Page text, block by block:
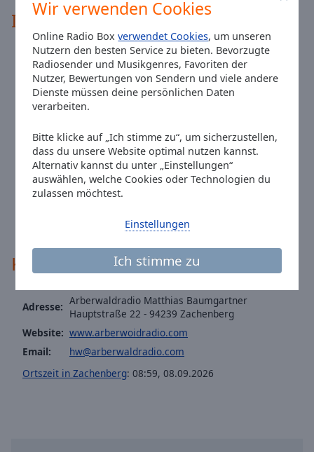
Wir verwenden Cookies
Online Radio Boxverwendet Cookies, um unseren
Nutzern den besten Service zu bieten. Bevorzugte
Radiosender und Musikgenres, Favoriten der
Nutzer, Bewertungen von Sendern und viele andere
Dienste müssen deine persönlichen Daten
verarbeiten.
Bitte klicke auf „Ich stimme zu“, um sicherzustellen,
dass du unsere Website optimal nutzen kannst.
Alternativ kannst du unter „Einstellungen“
auswählen, welche Cookies oder Technologien du
zulassen möchtest.
Ich stimme zu
Einstellungen
Information über das Radio
Täglich von 19 - 22 Uhr moderierte Abendsendungen aus
verschiedenen Studios. Sonntag von 10 - 17 Uhr
durchgehend moderierte Sendungen. Standard Programm:
Montag 19 - 22 Uhr Kühbach, Dienstag 19 - 22 Uhr Piflitz,
Mittwoch 19 - 22 Uhr Zachenberg mit Hias und Anita,
Donnerstag 19 - 22 Uhr Meierberg mit Hans und Tom,
Hofmann, Samstag 19 - 22 Uhr im Wechsel
Grub/Rattenberg Hans Hofmann, Sonntag 10 - 13 Uhr
Radiofrühschoppen aus Rattenberg mit und Gang, Sonntag
13 - 17 Uhr Weihmannsried, Sonntag 19 - 22 Uhr
Meierberg mit Hans Wildfeuer. Die abweichenden
elektrische Moderator.
Kontakte
Adresse: Arberwaldradio Matthias Baumgartner
Hauptstraße 22 - 94239 Zachenberg
Website: www.arberwoidradio.com
Email:
hw@arberwaldradio.com
Ortszeit in Zachenberg: 08:59, 08.09.2026